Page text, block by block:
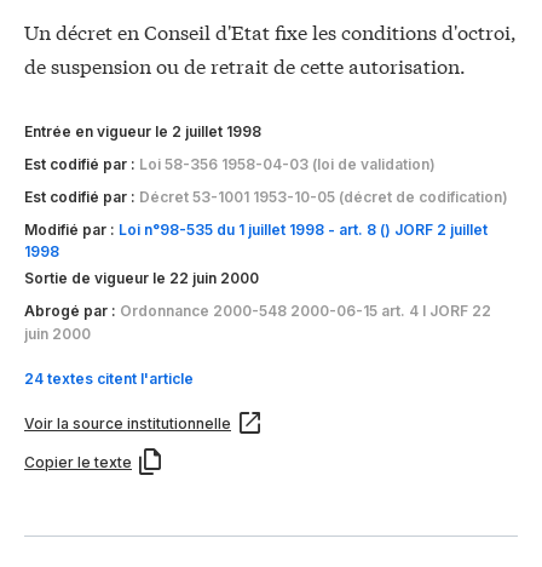
Un décret en Conseil d'Etat fixe les conditions d'octroi,
de suspension ou de retrait de cette autorisation.
Entrée en vigueur le 2 juillet 1998
Est codifié par : Loi 58-356 1958-04-03 (loi de validation)
Est codifié par : Décret 53-1001 1953-10-05 (décret de codification)
Modifié par : Loi n°98-535 du 1 juillet 1998 - art. 8 () JORF 2 juillet
1998
Sortie de vigueur le 22 juin 2000
Abrogé par : Ordonnance 2000-548 2000-06-15 art. 4 I JORF 22
juin 2000
24 textes citent l'article
Voir la source institutionnelle
Copier le texte